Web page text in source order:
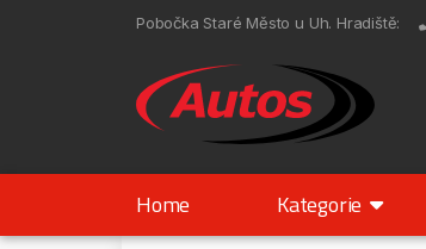
Pobočka Staré Město u Uh. Hradiště:
Home Kategorie